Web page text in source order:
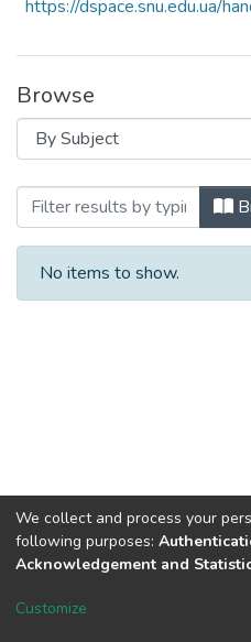
https://dspace.snu.edu.ua/
Browse
Browsing
No items to show.
Dspace & Volodymyr Dahl
We collect and process your
following purposes:
Acknowledgement and
Customize